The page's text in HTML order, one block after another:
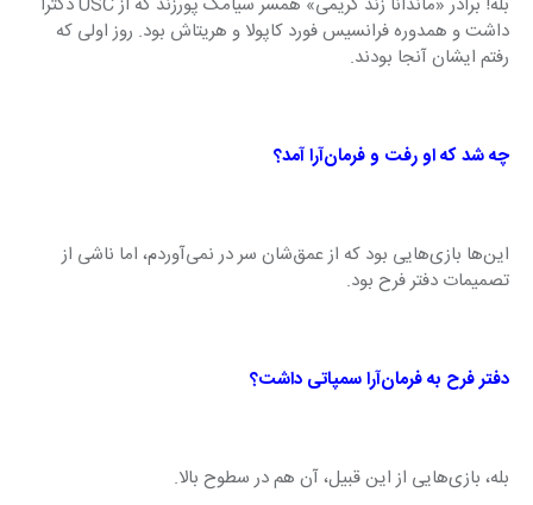
داشت و همدوره فرانسیس فورد کاپولا و هریتاش بود. روز اولی که
رفتم ایشان آنجا بودند.
چه شد که او رفت و فرمان‌آرا آمد؟
این‌ها بازی‌هایی بود که از عمق‌شان سر در نمی‌آوردم، اما ناشی از
تصمیمات دفتر فرح بود.
دفتر فرح به فرمان‌آرا سمپاتی داشت؟
بله، بازی‌هایی از این قبیل، آن هم در سطوح بالا.